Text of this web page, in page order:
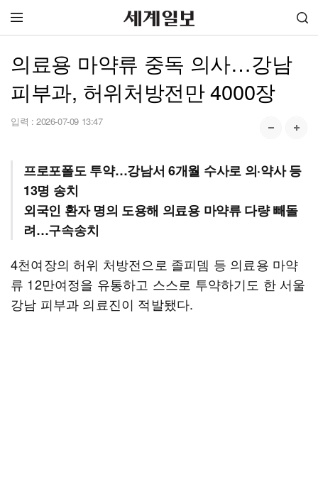
의료용 마약류 중독 의사…강남
피부과, 허위처방전만 4000장
입력 : 2026-07-09 13:47
프로포폴도 투약…강남서 6개월 수사로 의·약사 등
13명 송치
외국인 환자 명의 도용해 의료용 마약류 다량 빼돌
려…구속송치
4천여장의 허위 처방전으로 졸피뎀 등 의료용 마약
류 12만여정을 유통하고 스스로 투약하기도 한 서울
강남 피부과 의료진이 적발됐다.